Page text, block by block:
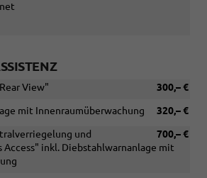
300,– €
View"
320,– €
mit Innenraumüberwachung
700,– €
und
Access" inkl. Diebstahlwarnanlage mit